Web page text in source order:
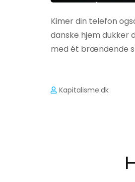
Kimer din telefon
danske hjem dukker
med ét brændende
Kapitalisme.dk